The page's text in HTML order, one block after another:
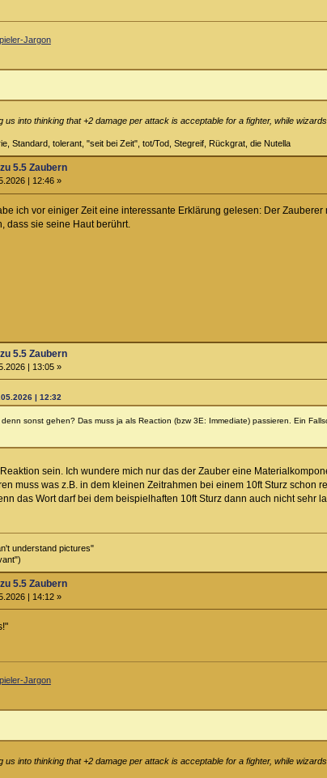
Jargon
us into thinking that +2 damage per attack is acceptable for a fighter, while
Standard, tolerant, "seit bei Zeit", tot/Tod, Stegreif, Rückgrat, die Nutella
5.5 Zaubern
| 12:46 »
ich vor einiger Zeit eine interessante Erklärung gelesen: Der
dass sie seine Haut berührt.
5.5 Zaubern
| 13:05 »
| 12:32
sonst gehen? Das muss ja als Reaction (bzw 3E: Immediate) passieren. Ein
sein. Ich wundere mich nur das der Zauber eine
muss was z.B. in dem kleinen Zeitrahmen bei einem 10ft Sturz schon
das Wort darf bei dem beispielhaften 10ft Sturz dann auch nicht sehr
understand pictures"
5.5 Zaubern
| 14:12 »
Jargon
us into thinking that +2 damage per attack is acceptable for a fighter, while